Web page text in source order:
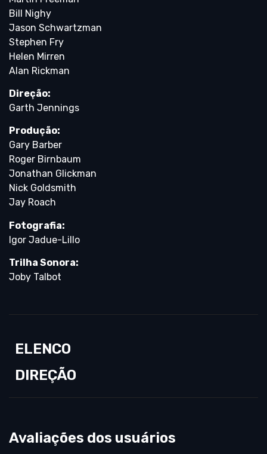
Bill Nighy
Jason Schwartzman
Stephen Fry
Helen Mirren
Alan Rickman
Direção:
Garth Jennings
Produção:
Gary Barber
Roger Birnbaum
Jonathan Glickman
Nick Goldsmith
Jay Roach
Fotografia:
Igor Jadue-Lillo
Trilha Sonora:
Joby Talbot
ELENCO
DIREÇÃO
Avaliações dos usuários